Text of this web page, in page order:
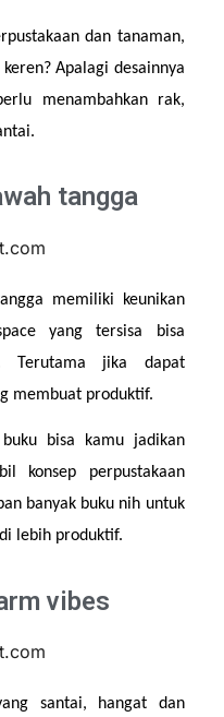
dan tanaman,
Apalagi desainnya
menambahkan rak,
tangga
memiliki keunikan
yang tersisa bisa
Terutama jika dapat
membuat produktif.
bisa kamu jadikan
konsep perpustakaan
banyak buku nih untuk
lebih produktif.
vibes
santai, hangat dan